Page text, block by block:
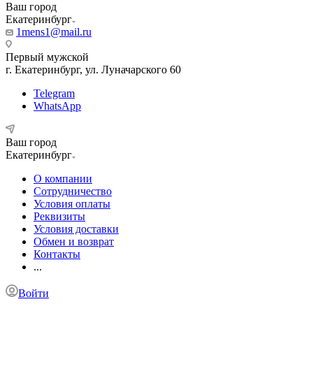
Ваш город
Екатеринбург
1mens1@mail.ru
Первый мужской
г. Екатеринбург, ул. Луначарского 60
Telegram
WhatsApp
Ваш город
Екатеринбург
О компании
Сотрудничество
Условия оплаты
Реквизиты
Условия доставки
Обмен и возврат
Контакты
...
Войти